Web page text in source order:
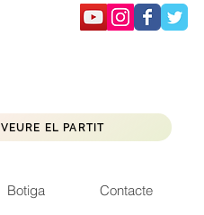
VEURE EL PARTIT
Botiga Contacte